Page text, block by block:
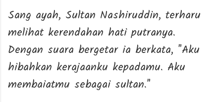
Sang ayah, Sultan Nashiruddin, terharu
melihat kerendahan hati putranya.
Dengan suara bergetar ia berkata, "Aku
hibahkan kerajaanku kepadamu. Aku
membaiatmu sebagai sultan."